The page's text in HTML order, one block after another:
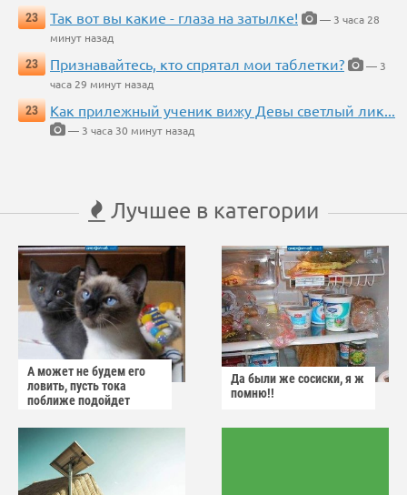
23
Так вот вы какие - глаза на затылке!
— 3 часа 28
минут назад
23
Признавайтесь, кто спрятал мои таблетки?
— 3
часа 29 минут назад
23
Как прилежный ученик вижу Девы светлый лик...
— 3 часа 30 минут назад
Лучшее в категории
А может не будем его
ловить, пусть тока
поближе подойдет
Да были же сосиски, я ж
помню!!